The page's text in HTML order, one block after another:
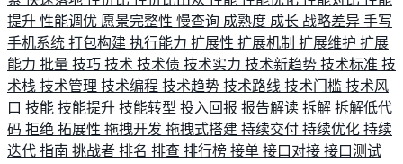
提升 性能调优 愿景完整性 慢查询 成熟度 成长 战略差异 手写
手机系统 打包构建 执行能力 扩展性 扩展机制 扩展维护 扩展
能力 批量 技巧 技术 技术债 技术实力 技术新趋势 技术标准 技
术栈 技术管理 技术编程 技术趋势 技术路线 技术门槛 技术风
口 技能 技能提升 技能转型 投入回报 报告解读 拆解 拆解低代
码 拒绝 拓展性 拖拽开发 拖拽式搭建 持续交付 持续优化 持续
迭代 指南 挑战者 排名 排查 排行榜 接单 接口对接 接口测试